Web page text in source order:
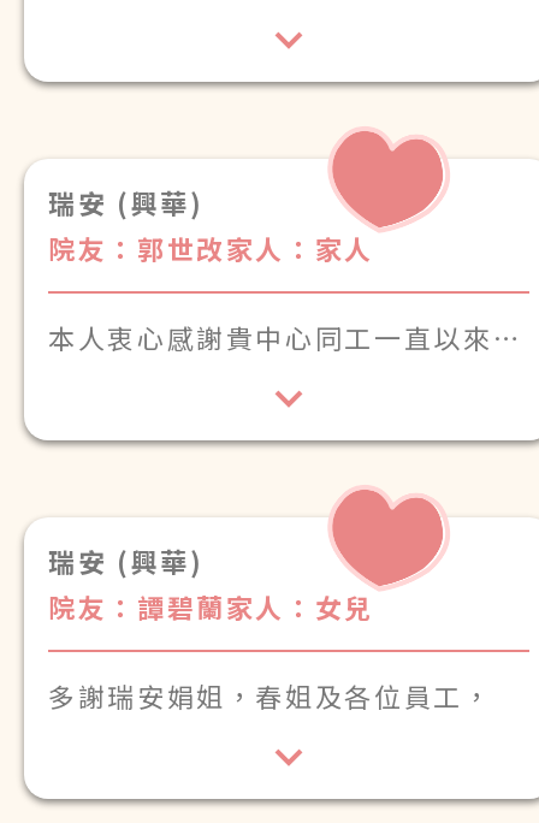
供優質護理照顧爸爸三年半，你們有
經驗、有愛心，讓爸爸能平安喜樂地
渡過晚年，家人也能安心地交託爸爸
在瑞安護老院。
瑞安 (興華)
院友：郭世改家人：家人
本人衷心感謝貴中心同工一直以來對
家母的悉心照顧與關懷。
回望過去家母入住近兩年，由初期未
能適應而且身體反覆，屢需就醫及多
次入院，既令家人憂心，亦為貴中心
増添工作。幸得各位以專業與愛心守
護她的起居與情緒，使她由不安走向
穩定，讓我們由衷安心與感動。
特此感謝翠姑娘的悉心照顧與陪伴，
以及華姐、金姑娘、春姑娘等同工周
全照顧與配合，讓家人得以安心。
瑞安 (興華)
院友：譚碧蘭家人：女兒
多謝瑞安娟姐，春姐及各位員工，
感激照顧譚碧蘭女士，祀祝大家身體
健康。